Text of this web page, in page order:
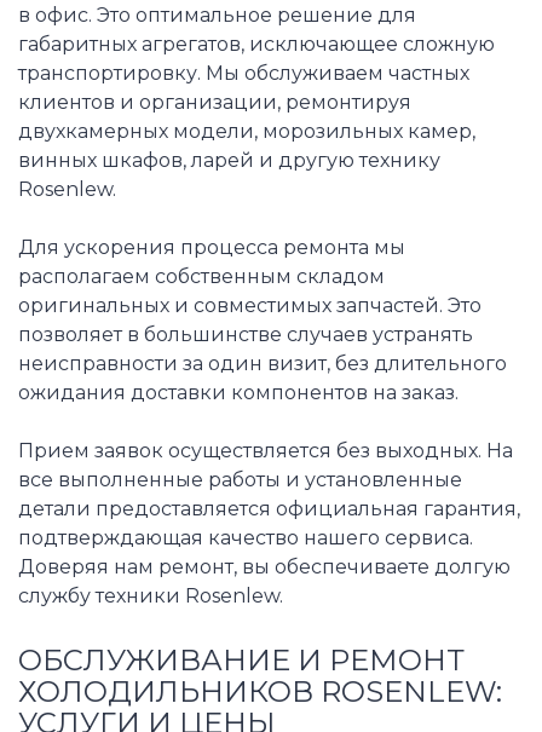
в офис. Это оптимальное решение для
габаритных агрегатов, исключающее сложную
транспортировку. Мы обслуживаем частных
клиентов и организации, ремонтируя
двухкамерных модели, морозильных камер,
винных шкафов, ларей и другую технику
Rosenlew.
Для ускорения процесса ремонта мы
располагаем собственным складом
оригинальных и совместимых запчастей. Это
позволяет в большинстве случаев устранять
неисправности за один визит, без длительного
ожидания доставки компонентов на заказ.
Прием заявок осуществляется без выходных. На
все выполненные работы и установленные
детали предоставляется официальная гарантия,
подтверждающая качество нашего сервиса.
Доверяя нам ремонт, вы обеспечиваете долгую
службу техники Rosenlew.
ОБСЛУЖИВАНИЕ И РЕМОНТ
ХОЛОДИЛЬНИКОВ ROSENLEW:
УСЛУГИ И ЦЕНЫ